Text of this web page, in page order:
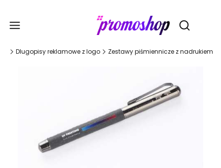
Otwórz
Dlugopisy reklamowe z logo Zestawy piśmiennicze z nadrukiem